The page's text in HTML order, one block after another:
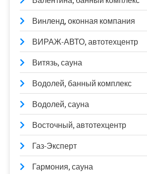
Винленд, оконная компания
ВИРАЖ-АВТО, автотехцентр
Витязь, сауна
Водолей, банный комплекс
Водолей, сауна
Восточный, автотехцентр
Газ-Эксперт
Гармония, сауна